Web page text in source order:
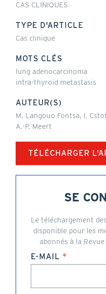
CAS CLINIQUES
TYPE D'ARTICLE
Cas clinique
MOTS CLÉS
lung adenocarcinoma
intra-thyroid metastasis
AUTEUR(S)
M. Langouo Fontsa, I.
A.-P. Meert
TÉLÉCHARGER
SE
Le téléchargement
disponible pour les
abonnés à la
E-MAIL